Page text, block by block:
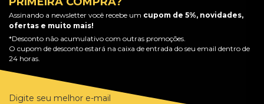
Assinando a newsletter você recebe um cupom de 5%, novidades,
ofertas e muito mais!
*Desconto não acumulativo com outras promoções.
O cupom de desconto estará na caixa de entrada do seu email dentro de
24 horas.
Digite seu melhor e-mail